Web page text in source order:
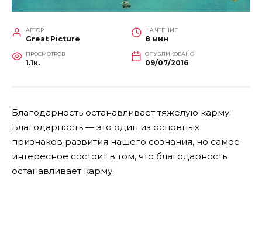
АВТОР
Great Picture
НА ЧТЕНИЕ
8 мин
ПРОСМОТРОВ
1.1к.
ОПУБЛИКОВАНО
09/07/2016
Благодарность останавливает тяжелую карму.
Благодарность — это один из основных
признаков развития нашего сознания, но самое
интересное состоит в том, что благодарность
останавливает карму.